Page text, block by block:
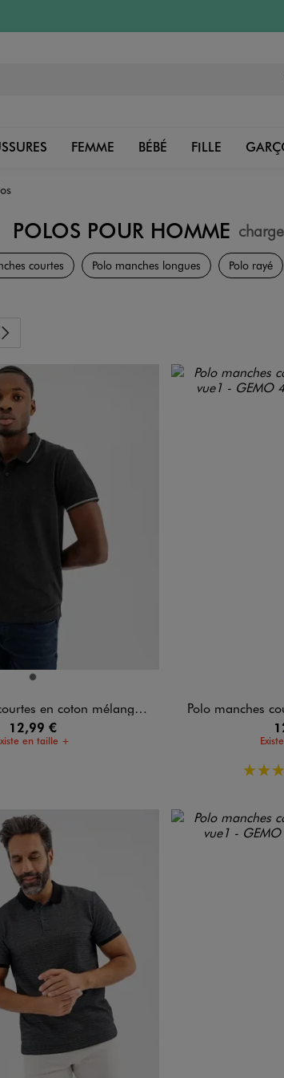
FEMME BÉBÉ FILLE
POLOS POUR HOMME
Vêtements
courtes Polo manches longues Polo rayé
GRIS FONCE
en coton mélangé homme
12,99 €
en taille +
Disponible en 2
Polo manches